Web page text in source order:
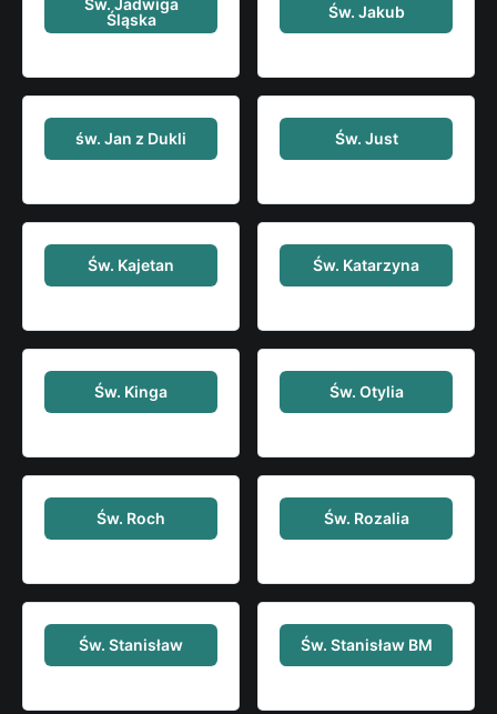
Św. Jadwiga
Śląska
Św. Jakub
św. Jan z Dukli Św. Just
Św. Kajetan Św. Katarzyna
Św. Kinga Św. Otylia
Św. Roch Św. Rozalia
Św. Stanisław Św. Stanisław BM